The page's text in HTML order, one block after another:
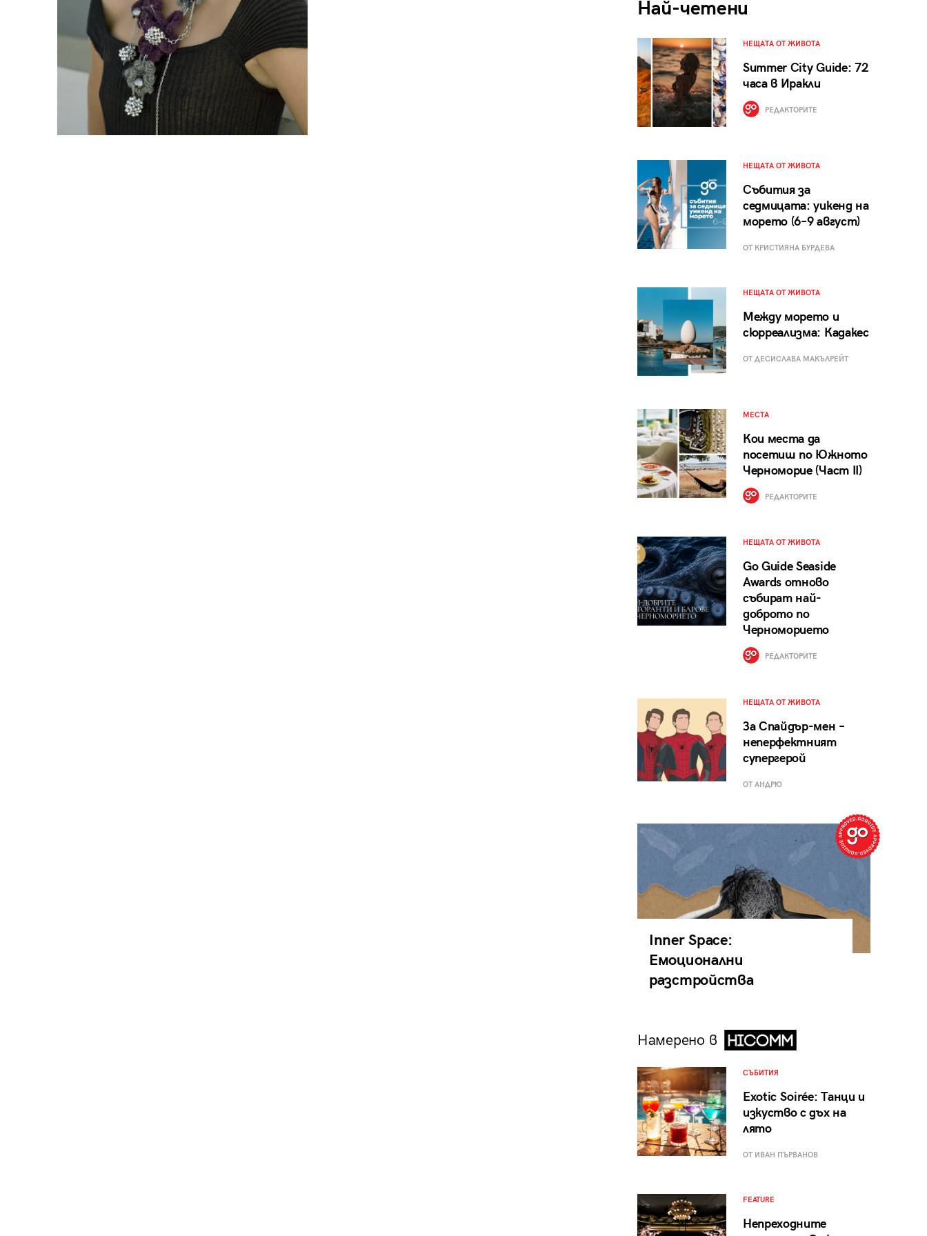
Най-четени
НЕЩАТА ОТ ЖИВОТА
Summer City Guide: 72
часа в Иракли
РЕДАКТОРИТЕ
НЕЩАТА ОТ ЖИВОТА
Събития за
седмицата: уикенд на
морето (6–9 август)
ОТ КРИСТИЯНА БУРДЕВА
НЕЩАТА ОТ ЖИВОТА
Между морето и
сюрреализма: Кадакес
ОТ ДЕСИСЛАВА МАКЪЛРЕЙТ
МЕСТА
Кои места да
посетиш по Южното
Черноморие (Част II)
РЕДАКТОРИТЕ
НЕЩАТА ОТ ЖИВОТА
Go Guide Seaside
Awards отново
събират най-
доброто по
Черноморието
РЕДАКТОРИТЕ
НЕЩАТА ОТ ЖИВОТА
За Спайдър-мен –
неперфектният
супергерой
ОТ АНДРЮ
Inner Space:
Емоционални
разстройства
Намерено в
СЪБИТИЯ
Exotic Soirée: Танци и
изкуство с дъх на
лято
ОТ ИВАН ПЪРВАНОВ
FEATURE
Непреходните